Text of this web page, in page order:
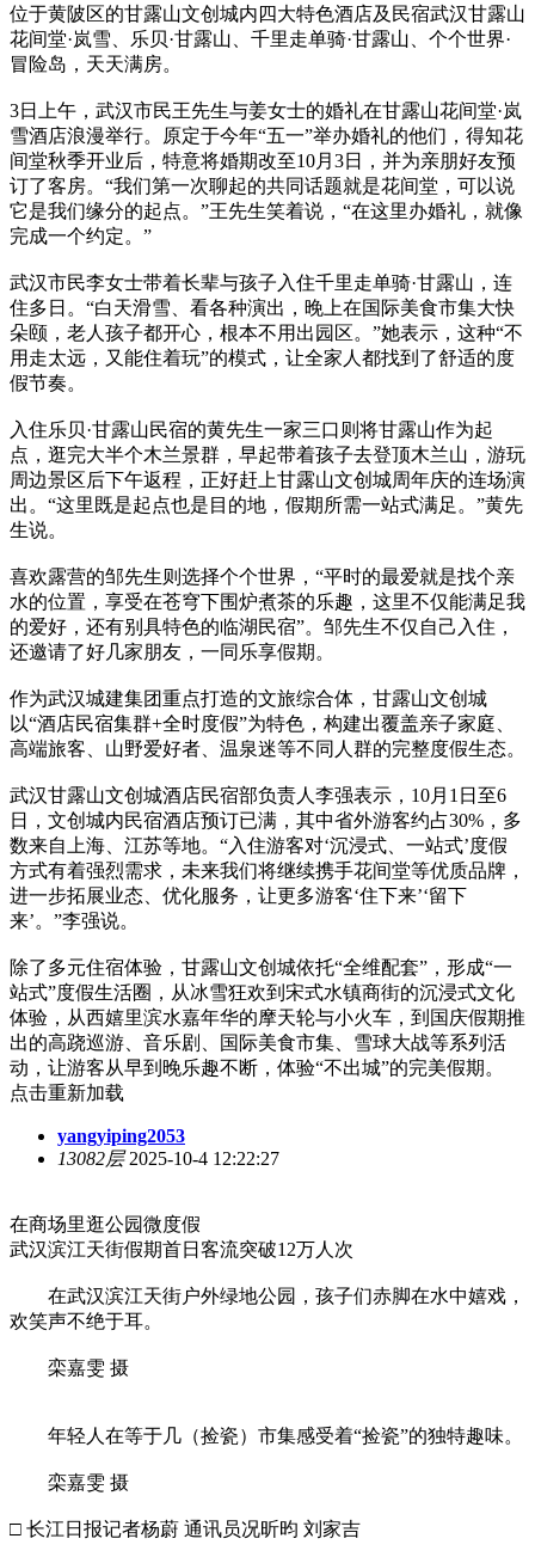
位于黄陂区的甘露山文创城内四大特色酒店及民宿武汉甘露山
花间堂·岚雪、乐贝·甘露山、千里走单骑·甘露山、个个世界·
冒险岛，天天满房。
3日上午，武汉市民王先生与姜女士的婚礼在甘露山花间堂·岚
雪酒店浪漫举行。原定于今年“五一”举办婚礼的他们，得知花
间堂秋季开业后，特意将婚期改至10月3日，并为亲朋好友预
订了客房。“我们第一次聊起的共同话题就是花间堂，可以说
它是我们缘分的起点。”王先生笑着说，“在这里办婚礼，就像
完成一个约定。”
武汉市民李女士带着长辈与孩子入住千里走单骑·甘露山，连
住多日。“白天滑雪、看各种演出，晚上在国际美食市集大快
朵颐，老人孩子都开心，根本不用出园区。”她表示，这种“不
用走太远，又能住着玩”的模式，让全家人都找到了舒适的度
假节奏。
入住乐贝·甘露山民宿的黄先生一家三口则将甘露山作为起
点，逛完大半个木兰景群，早起带着孩子去登顶木兰山，游玩
周边景区后下午返程，正好赶上甘露山文创城周年庆的连场演
出。“这里既是起点也是目的地，假期所需一站式满足。”黄先
生说。
喜欢露营的邹先生则选择个个世界，“平时的最爱就是找个亲
水的位置，享受在苍穹下围炉煮茶的乐趣，这里不仅能满足我
的爱好，还有别具特色的临湖民宿”。邹先生不仅自己入住，
还邀请了好几家朋友，一同乐享假期。
作为武汉城建集团重点打造的文旅综合体，甘露山文创城
以“酒店民宿集群+全时度假”为特色，构建出覆盖亲子家庭、
高端旅客、山野爱好者、温泉迷等不同人群的完整度假生态。
武汉甘露山文创城酒店民宿部负责人李强表示，10月1日至6
日，文创城内民宿酒店预订已满，其中省外游客约占30%，多
数来自上海、江苏等地。“入住游客对‘沉浸式、一站式’度假
方式有着强烈需求，未来我们将继续携手花间堂等优质品牌，
进一步拓展业态、优化服务，让更多游客‘住下来’‘留下
来’。”李强说。
除了多元住宿体验，甘露山文创城依托“全维配套”，形成“一
站式”度假生活圈，从冰雪狂欢到宋式水镇商街的沉浸式文化
体验，从西嬉里滨水嘉年华的摩天轮与小火车，到国庆假期推
出的高跷巡游、音乐剧、国际美食市集、雪球大战等系列活
动，让游客从早到晚乐趣不断，体验“不出城”的完美假期。
点击重新加载
yangyiping2053
13082层2025-10-4 12:22:27
在商场里逛公园微度假
武汉滨江天街假期首日客流突破12万人次
在武汉滨江天街户外绿地公园，孩子们赤脚在水中嬉戏，
欢笑声不绝于耳。
栾嘉雯 摄
年轻人在等于几（捡瓷）市集感受着“捡瓷”的独特趣味。
栾嘉雯 摄
□ 长江日报记者杨蔚 通讯员况昕昀 刘家吉